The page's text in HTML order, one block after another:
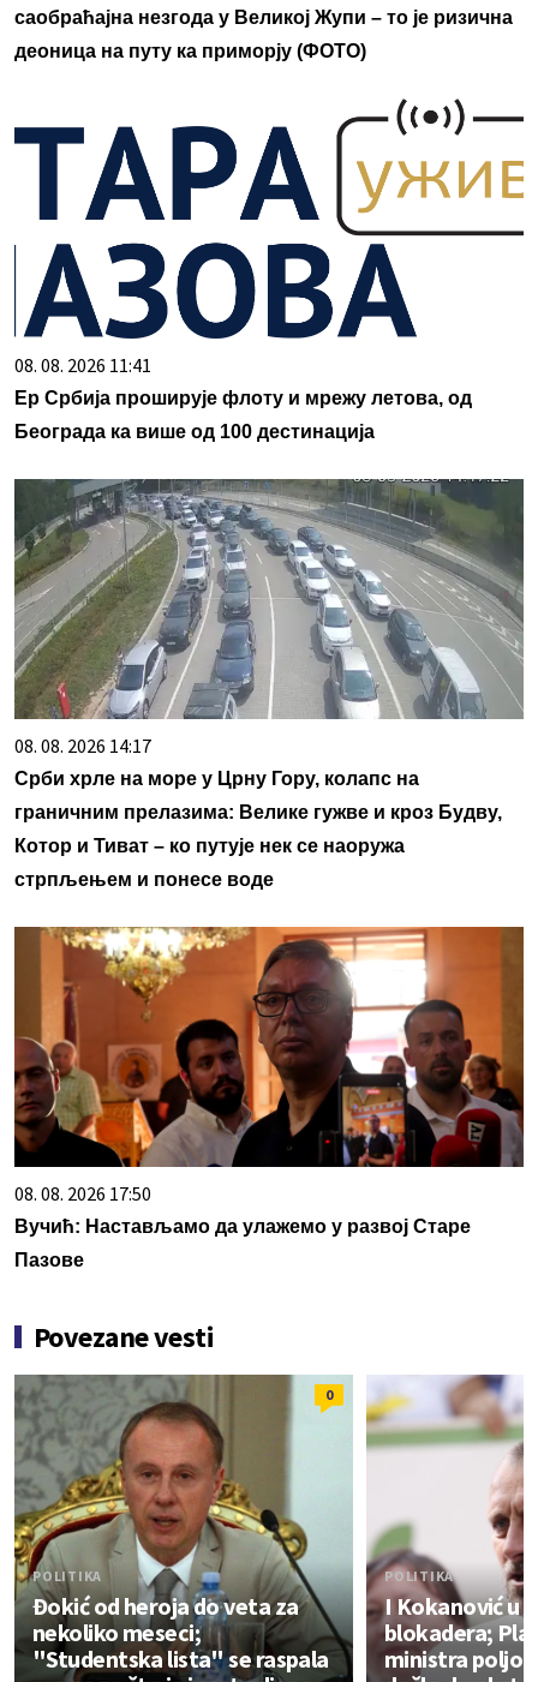
саобраћајна незгода у Великој Жупи – то је ризична
деоница на путу ка приморју (ФОТО)
08. 08. 2026 11:41
Ер Србија проширује флоту и мрежу летова, од
Београда ка више од 100 дестинација
08. 08. 2026 14:17
Срби хрле на море у Црну Гору, колапс на
граничним прелазима: Велике гужве и кроз Будву,
Котор и Тиват – ко путује нек се наоружа
стрпљењем и понесе воде
08. 08. 2026 17:50
Вучић: Настављамо да улажемо у развој Старе
Пазове
Povezane vesti
0
POLITIKA
Đokić od heroja do veta za
nekoliko meseci;
"Studentska lista" se raspala
POLITIKA
I Kokanović u
blokadera;
ministra